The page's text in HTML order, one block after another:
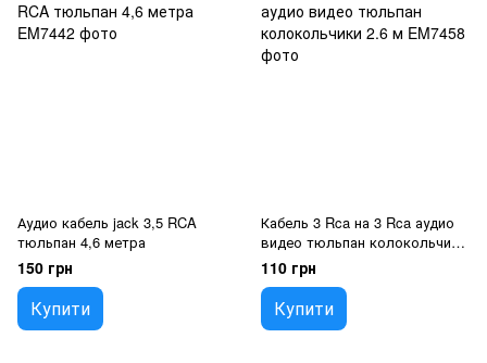
Аудио кабель jack 3,5 RCA
тюльпан 4,6 метра
150 грн
Купити
Кабель 3 Rca на 3 Rca аудио
видео тюльпан колокольчики
2.6 м
110 грн
Купити